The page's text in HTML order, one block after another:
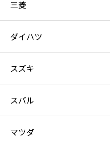
三菱
ダイハツ
スズキ
スバル
マツダ